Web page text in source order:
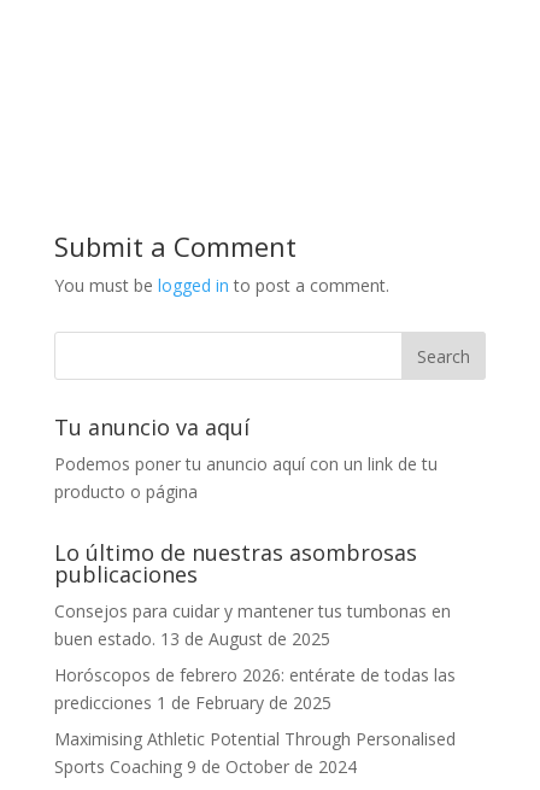
Submit a Comment
You must be logged in to post a comment.
Tu anuncio va aquí
Podemos poner tu anuncio aquí con un link de tu
producto o página
Lo último de nuestras asombrosas
publicaciones
Consejos para cuidar y mantener tus tumbonas en
buen estado. 13 de August de 2025
Horóscopos de febrero 2026: entérate de todas las
predicciones 1 de February de 2025
Maximising Athletic Potential Through Personalised
Sports Coaching 9 de October de 2024